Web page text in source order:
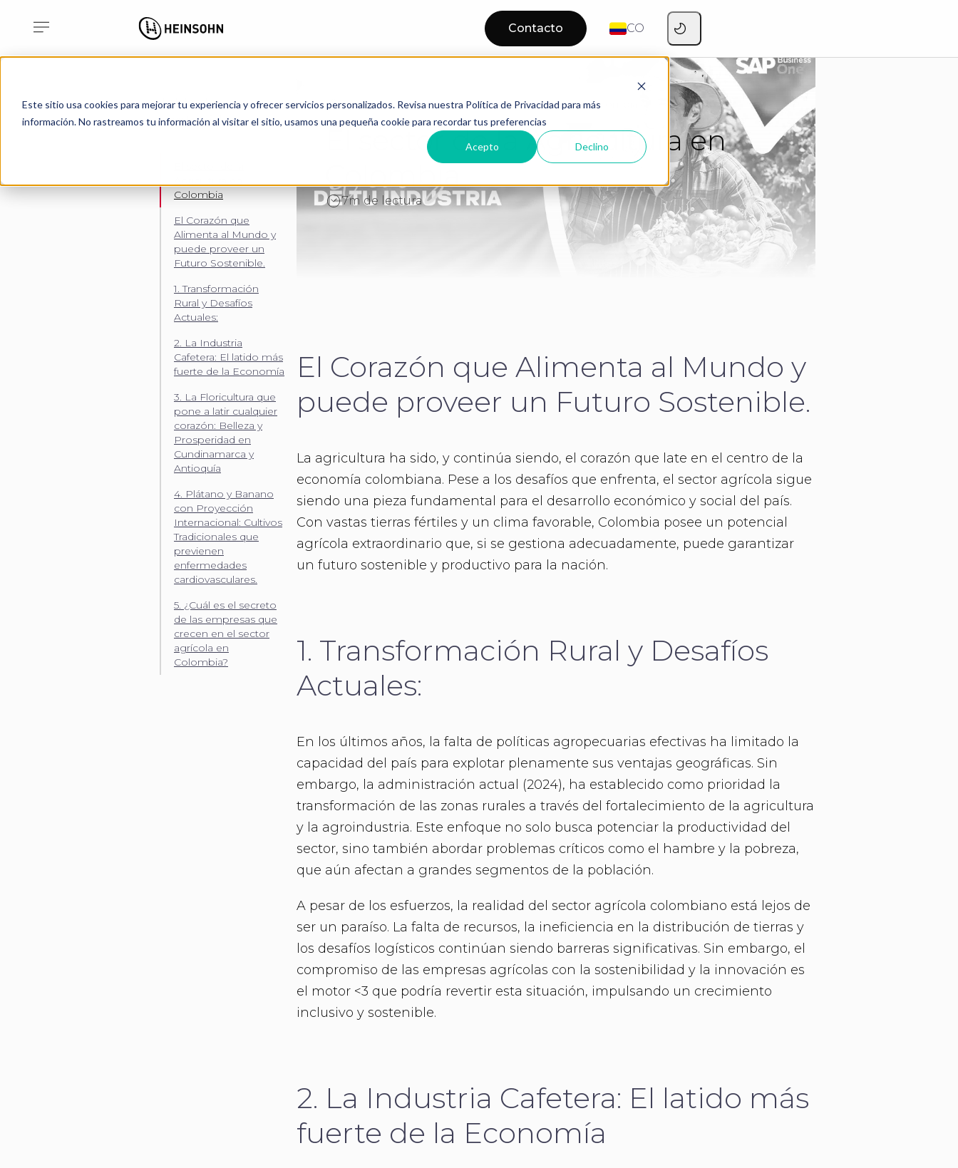
Este sitio usa cookies para mejorar tu experiencia y ofrecer servicios personalizados. Revisa nuestra Política de Privacidad para más
información. No rastreamos tu información al visitar el sitio, usamos una pequeña cookie para recordar tus preferencias
Acepto Declino
Contacto CO
Home Blog El sector de la Agricultura en Colombia
El sector de la Agricultura en
Colombia
7m de lectura
El Corazón que Alimenta al Mundo y
puede proveer un Futuro Sostenible.
La agricultura ha sido, y continúa siendo, el corazón que late en el centro de la
economía colombiana. Pese a los desafíos que enfrenta, el sector agrícola sigue
siendo una pieza fundamental para el desarrollo económico y social del país.
Con vastas tierras fértiles y un clima favorable, Colombia posee un potencial
agrícola extraordinario que, si se gestiona adecuadamente, puede garantizar
un futuro sostenible y productivo para la nación.
1. Transformación Rural y Desafíos
Actuales:
En los últimos años, la falta de políticas agropecuarias efectivas ha limitado la
capacidad del país para explotar plenamente sus ventajas geográficas. Sin
embargo, la administración actual (2024), ha establecido como prioridad la
transformación de las zonas rurales a través del fortalecimiento de la agricultura
y la agroindustria. Este enfoque no solo busca potenciar la productividad del
sector, sino también abordar problemas críticos como el hambre y la pobreza,
que aún afectan a grandes segmentos de la población.
A pesar de los esfuerzos, la realidad del sector agrícola colombiano está lejos de
ser un paraíso. La falta de recursos, la ineficiencia en la distribución de tierras y
los desafíos logísticos continúan siendo barreras significativas. Sin embargo, el
compromiso de las empresas agrícolas con la sostenibilidad y la innovación es
el motor <3 que podría revertir esta situación, impulsando un crecimiento
inclusivo y sostenible.
2. La Industria Cafetera: El latido más
fuerte de la Economía
Tabla de
contenidos
Colombia
El Corazón que
Alimenta al Mundo y
puede proveer un
Futuro Sostenible.
1. Transformación
Rural y Desafíos
Actuales:
2. La Industria
Cafetera: El latido más
fuerte de la Economía
3. La Floricultura que
pone a latir cualquier
corazón: Belleza y
Prosperidad en
Cundinamarca y
Antioquía
4. Plátano y Banano
con Proyección
Internacional: Cultivos
Tradicionales que
previenen
enfermedades
cardiovasculares.
5. ¿Cuál es el secreto
de las empresas que
crecen en el sector
agrícola en
Colombia?